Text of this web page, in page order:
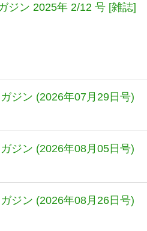
ジン 2025年 2/12 号 [雑誌]
ジン (2026年07月29日号)
ジン (2026年08月05日号)
ジン (2026年08月26日号)